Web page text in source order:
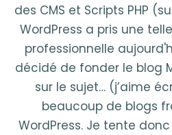
des CMS et Scripts PHP
WordPress a pris une
professionnelle
décidé de fonder le blog
sur le sujet… (j’aime
beaucoup de blogs
WordPress. Je tente